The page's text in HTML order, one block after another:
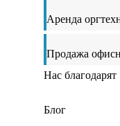
Аренда
Продажа
Нас благодарят
Блог